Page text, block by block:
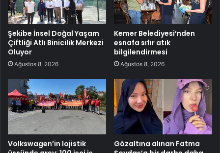
Şekibe İnsel Doğal Yaşam
Çiftliği Atlı Binicilik Merkezi
Oluyor
Ağustos 8, 2026
Kemer Belediyesi’nden
esnafa sıfır atık
bilgilendirmesi
Ağustos 8, 2026
Volkswagen’in lojistik
Gözaltına alınan Fatma